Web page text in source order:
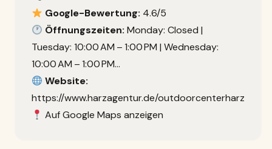
Google-Bewertung: 4.6/5
Öffnungszeiten: Monday: Closed |
Tuesday: 10:00 AM – 1:00 PM | Wednesday:
10:00 AM – 1:00 PM…
Website:
https://www.harzagentur.de/outdoorcenterharz
Auf Google Maps anzeigen